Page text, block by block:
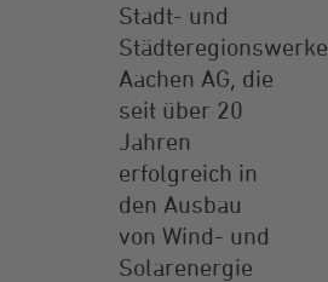
Stadt- und
Städteregionswerke
Aachen AG, die
seit über 20
Jahren
erfolgreich in
den Ausbau
von Wind- und
Solarenergie